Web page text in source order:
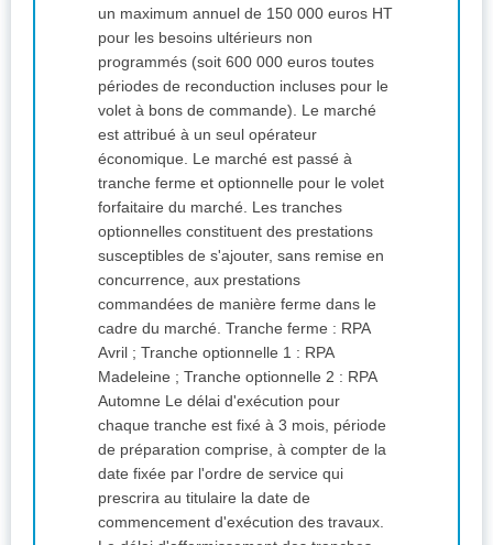
un maximum annuel de 150 000 euros HT
pour les besoins ultérieurs non
programmés (soit 600 000 euros toutes
périodes de reconduction incluses pour le
volet à bons de commande). Le marché
est attribué à un seul opérateur
économique. Le marché est passé à
tranche ferme et optionnelle pour le volet
forfaitaire du marché. Les tranches
optionnelles constituent des prestations
susceptibles de s'ajouter, sans remise en
concurrence, aux prestations
commandées de manière ferme dans le
cadre du marché. Tranche ferme : RPA
Avril ; Tranche optionnelle 1 : RPA
Madeleine ; Tranche optionnelle 2 : RPA
Automne Le délai d'exécution pour
chaque tranche est fixé à 3 mois, période
de préparation comprise, à compter de la
date fixée par l'ordre de service qui
prescrira au titulaire la date de
commencement d'exécution des travaux.